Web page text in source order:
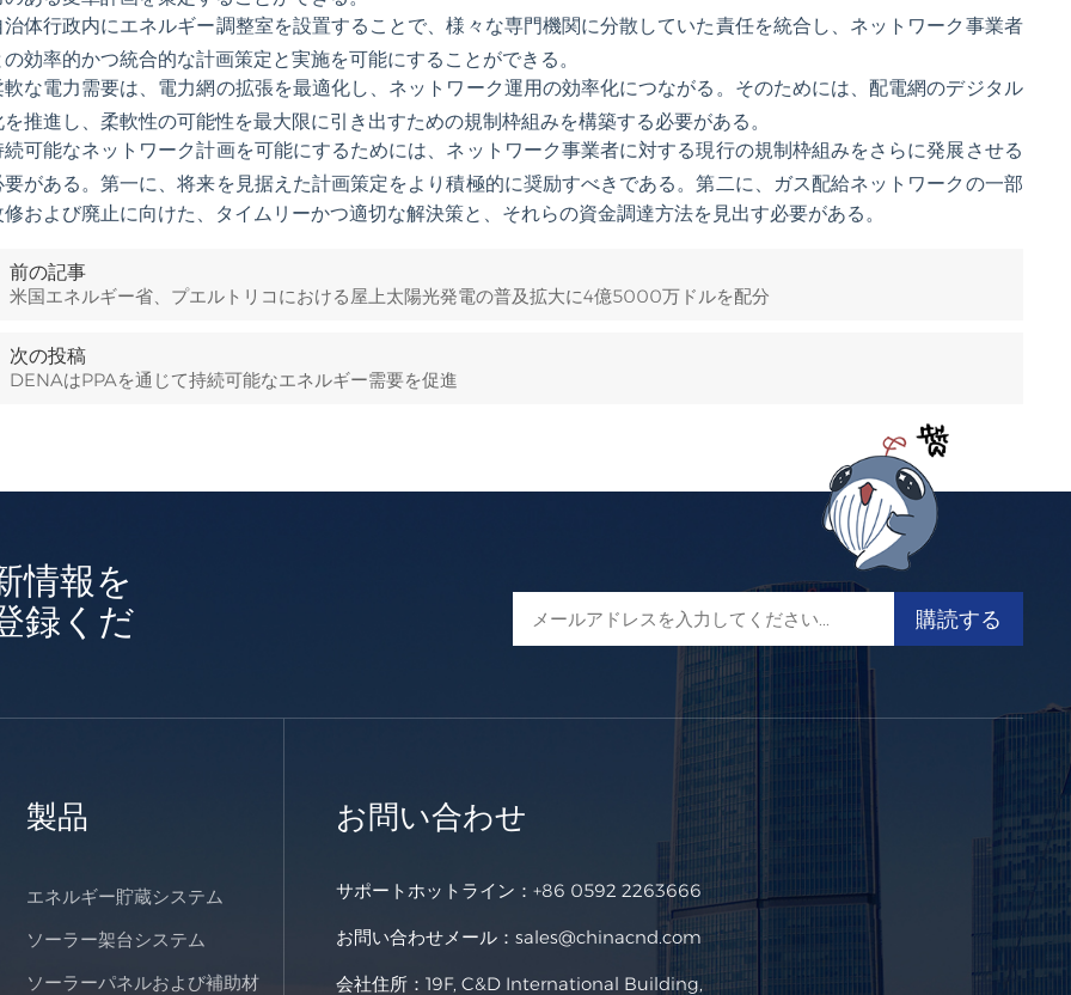
体行政内にエネルギー調整室を設置することで、様々な専門機関に分散していた責任を統合し、ネットワーク事業者
の効率的かつ統合的な計画策定と実施を可能にすることができる。
な電力需要は、電力網の拡張を最適化し、ネットワーク運用の効率化につながる。そのためには、配電網のデジタル
を推進し、柔軟性の可能性を最大限に引き出すための規制枠組みを構築する必要がある。
可能なネットワーク計画を可能にするためには、ネットワーク事業者に対する現行の規制枠組みをさらに発展させる
要がある。第一に、将来を見据えた計画策定をより積極的に奨励すべきである。第二に、ガス配給ネットワークの一部
修および廃止に向けた、タイムリーかつ適切な解決策と、それらの資金調達方法を見出す必要がある。
前の記事
米国エネルギー省、プエルトリコにおける屋上太陽光発電の普及拡大に4億5000万ドルを配分
次の投稿
DENAはPPAを通じて持続可能なエネルギー需要を促進
情報を
録くだ
製品
エネルギー貯蔵システム
ソーラー架台システム
ソーラーパネルおよび補助材
お問い合わせ
サポートホットライン：+86 0592 2263666
お問い合わせメール：sales@chinacnd.com
会社住所：19F, C&D International Building,